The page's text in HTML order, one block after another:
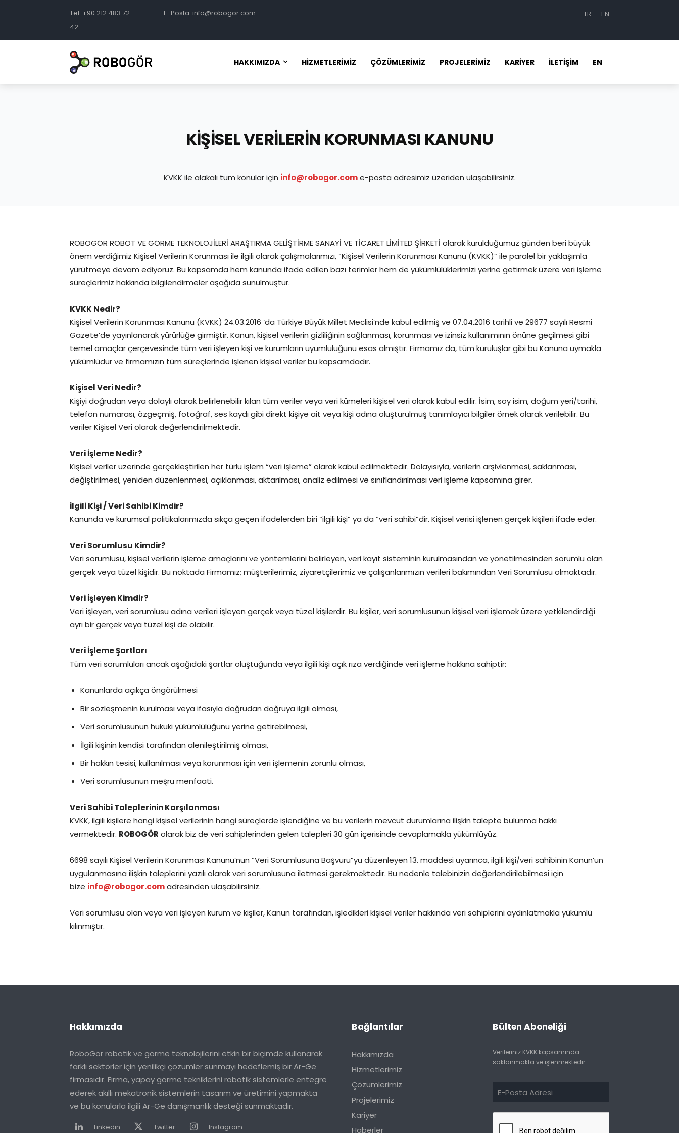
Tel: +90 212 483 72
42
E-Posta: info@robogor.com TR EN
HAKKIMIZDA HIZMETLERIMIZ ÇÖZÜMLERIMIZ PROJELERIMIZ KARIYER İLETIŞIM EN
KIŞISEL VERILERIN KORUNMASI KANUNU
KVKK ile alakalı tüm konular için info@robogor.come-posta adresimiz üzeriden ulaşabilirsiniz.
ROBOGÖR ROBOT VE GÖRME TEKNOLOJİLERİ ARAŞTIRMA GELİŞTİRME SANAYİ VE TİCARET LİMİTED ŞİRKETİ olarak kurulduğumuz günden beri büyük
önem verdiğimiz Kişisel Verilerin Korunması ile ilgili olarak çalışmalarımızı, “Kişisel Verilerin Korunması Kanunu (KVKK)” ile paralel bir yaklaşımla
yürütmeye devam ediyoruz. Bu kapsamda hem kanunda ifade edilen bazı terimler hem de yükümlülüklerimizi yerine getirmek üzere veri işleme
süreçlerimiz hakkında bilgilendirmeler aşağıda sunulmuştur.
KVKK Nedir?
Kişisel Verilerin Korunması Kanunu (KVKK) 24.03.2016 ‘da Türkiye Büyük Millet Meclisi’nde kabul edilmiş ve 07.04.2016 tarihli ve 29677 sayılı Resmi
Gazete’de yayınlanarak yürürlüğe girmiştir. Kanun, kişisel verilerin gizliliğinin sağlanması, korunması ve izinsiz kullanımının önüne geçilmesi gibi
temel amaçlar çerçevesinde tüm veri işleyen kişi ve kurumların uyumluluğunu esas almıştır. Firmamız da, tüm kuruluşlar gibi bu Kanuna uymakla
yükümlüdür ve firmamızın tüm süreçlerinde işlenen kişisel veriler bu kapsamdadır.
Kişisel Veri Nedir?
Kişiyi doğrudan veya dolaylı olarak belirlenebilir kılan tüm veriler veya veri kümeleri kişisel veri olarak kabul edilir. İsim, soy isim, doğum yeri/tarihi,
telefon numarası, özgeçmiş, fotoğraf, ses kaydı gibi direkt kişiye ait veya kişi adına oluşturulmuş tanımlayıcı bilgiler örnek olarak verilebilir. Bu
veriler Kişisel Veri olarak değerlendirilmektedir.
Veri İşleme Nedir?
Kişisel veriler üzerinde gerçekleştirilen her türlü işlem “veri işleme” olarak kabul edilmektedir. Dolayısıyla, verilerin arşivlenmesi, saklanması,
değiştirilmesi, yeniden düzenlenmesi, açıklanması, aktarılması, analiz edilmesi ve sınıflandırılması veri işleme kapsamına girer.
İlgili Kişi / Veri Sahibi Kimdir?
Kanunda ve kurumsal politikalarımızda sıkça geçen ifadelerden biri “ilgili kişi” ya da “veri sahibi”dir. Kişisel verisi işlenen gerçek kişileri ifade eder.
Veri Sorumlusu Kimdir?
Veri sorumlusu, kişisel verilerin işleme amaçlarını ve yöntemlerini belirleyen, veri kayıt sisteminin kurulmasından ve yönetilmesinden sorumlu olan
gerçek veya tüzel kişidir. Bu noktada Firmamız; müşterilerimiz, ziyaretçilerimiz ve çalışanlarımızın verileri bakımından Veri Sorumlusu olmaktadır.
Veri İşleyen Kimdir?
Veri işleyen, veri sorumlusu adına verileri işleyen gerçek veya tüzel kişilerdir. Bu kişiler, veri sorumlusunun kişisel veri işlemek üzere yetkilendirdiği
ayrı bir gerçek veya tüzel kişi de olabilir.
Veri İşleme Şartları
Tüm veri sorumluları ancak aşağıdaki şartlar oluştuğunda veya ilgili kişi açık rıza verdiğinde veri işleme hakkına sahiptir:
Kanunlarda açıkça öngörülmesi
Bir sözleşmenin kurulması veya ifasıyla doğrudan doğruya ilgili olması,
Veri sorumlusunun hukuki yükümlülüğünü yerine getirebilmesi,
İlgili kişinin kendisi tarafından alenileştirilmiş olması,
Bir hakkın tesisi, kullanılması veya korunması için veri işlemenin zorunlu olması,
Veri sorumlusunun meşru menfaati.
Veri Sahibi Taleplerinin Karşılanması
KVKK, ilgili kişilere hangi kişisel verilerinin hangi süreçlerde işlendiğine ve bu verilerin mevcut durumlarına ilişkin talepte bulunma hakkı
vermektedir. ROBOGÖR olarak biz de veri sahiplerinden gelen talepleri 30 gün içerisinde cevaplamakla yükümlüyüz.
6698 sayılı Kişisel Verilerin Korunması Kanunu’nun “Veri Sorumlusuna Başvuru”yu düzenleyen 13. maddesi uyarınca, ilgili kişi/veri sahibinin Kanun’un
uygulanmasına ilişkin taleplerini yazılı olarak veri sorumlusuna iletmesi gerekmektedir. Bu nedenle talebinizin değerlendirilebilmesi için
bize info@robogor.comadresinden ulaşabilirsiniz.
Veri sorumlusu olan veya veri işleyen kurum ve kişiler, Kanun tarafından, işledikleri kişisel veriler hakkında veri sahiplerini aydınlatmakla yükümlü
kılınmıştır.
Hakkımızda
RoboGör robotik ve görme teknolojilerini etkin bir biçimde kullanarak
farklı sektörler için yenilikçi çözümler sunmayı hedeflemiş bir Ar-Ge
firmasıdır. Firma, yapay görme tekniklerini robotik sistemlerle entegre
ederek akıllı mekatronik sistemlerin tasarım ve üretimini yapmakta
ve bu konularla ilgili Ar-Ge danışmanlık desteği sunmaktadır.
Linkedin Twitter Instagram
Bağlantılar
Hakkımızda
Hizmetlerimiz
Çözümlerimiz
Projelerimiz
Kariyer
Haberler
Bülten Aboneliği
Verileriniz KVKK kapsamında
saklanmakta ve işlenmektedir.